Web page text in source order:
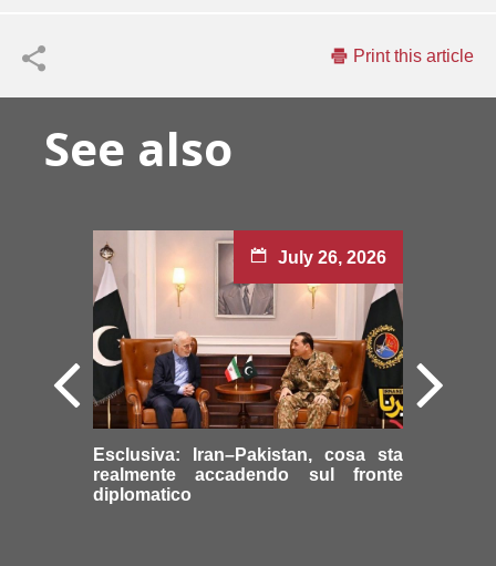
Print this article
See also
July 26, 2026
Esclusiva: Iran–Pakistan, cosa sta
realmente accadendo sul fronte
diplomatico